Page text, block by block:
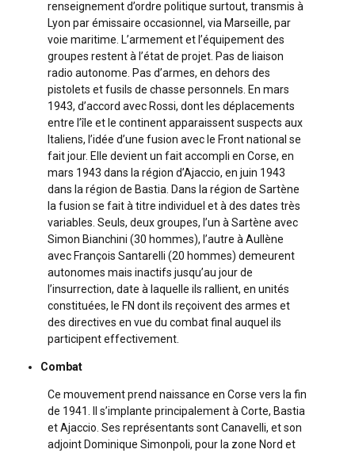
renseignement d’ordre politique surtout, transmis à
Lyon par émissaire occasionnel, via Marseille, par
voie maritime. L’armement et l’équipement des
groupes restent à l’état de projet. Pas de liaison
radio autonome. Pas d’armes, en dehors des
pistolets et fusils de chasse personnels. En mars
1943, d’accord avec Rossi, dont les déplacements
entre l’île et le continent apparaissent suspects aux
Italiens, l’idée d’une fusion avec le Front national se
fait jour. Elle devient un fait accompli en Corse, en
mars 1943 dans la région d’Ajaccio, en juin 1943
dans la région de Bastia. Dans la région de Sartène
la fusion se fait à titre individuel et à des dates très
variables. Seuls, deux groupes, l’un à Sartène avec
Simon Bianchini (30 hommes), l’autre à Aullène
avec François Santarelli (20 hommes) demeurent
autonomes mais inactifs jusqu’au jour de
l’insurrection, date à laquelle ils rallient, en unités
constituées, le FN dont ils reçoivent des armes et
des directives en vue du combat final auquel ils
participent effectivement.
Combat
Ce mouvement prend naissance en Corse vers la fin
de 1941. Il s’implante principalement à Corte, Bastia
et Ajaccio. Ses représentants sont Canavelli, et son
adjoint Dominique Simonpoli, pour la zone Nord et